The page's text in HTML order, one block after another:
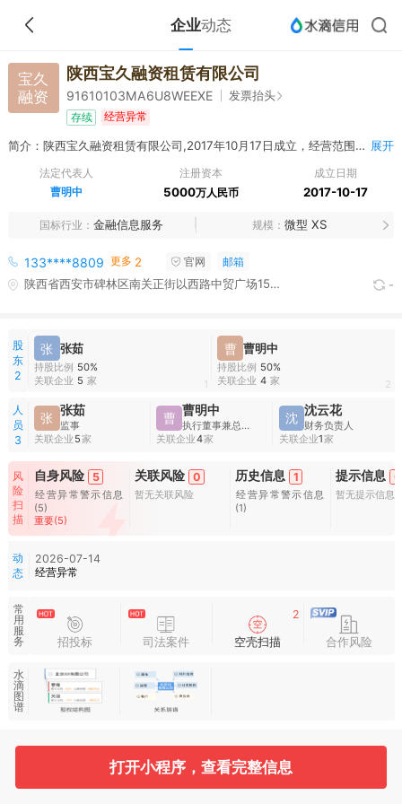
企业动态
宝久
融资
陕西宝久融资租赁有限公司
91610103MA6U8WEEXE 发票抬头
存续 经营异常
简介：陕西宝久融资租赁有限公司,2017年10月17日成立，经营范围包括融资租赁业务、租赁业务（不得从事吸收公众存款或变相吸收公众存款、发放贷款以及证券、期货等金融业务）；向国内外购买租赁财产；租赁财产的残值及维修租赁交易资产；兼营与主营的商业保理。（依法须经批准的项目，经相关部门批准后方可开展经营活动） 展开
法定代表人
曹明中
注册资本
5000万人民币
成立日期
2017-10-17
国标行业 金融信息服务 规模 微型 XS
133****8809 更多 2 官网 邮箱
陕西省西安市碑林区南关正街以西路中贸广场15栋1单元11902室 -
股
东
2
张 张茹
持股比例 50%
关联企业 5 家 1
曹 曹明中
持股比例 50%
关联企业 4 家 2
人
员
3
张 张茹
监事
关联企业 5家
曹 曹明中
执行董事兼总经理
关联企业4家
沈 沈云花
财务负责人
关联企业1家
风
险
扫
描
自身风险 5
经营异常警示信息
(5)
重要(5)
关联风险 0
暂无关联风险
历史信息 1
经营异常警示信息
(1)
提示信息 0
暂无提示信息
动
态
2026-07-14
经营异常
常
用
服
务
招投标 司法案件
2
空壳扫描 合作风险
水
滴
图
谱
打开小程序，查看完整信息